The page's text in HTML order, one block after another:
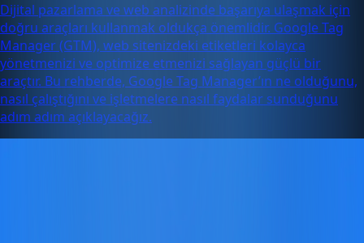
Dijital pazarlama ve web analizinde başarıya ulaşmak için
doğru araçları kullanmak oldukça önemlidir. Google Tag
Manager (GTM), web sitenizdeki etiketleri kolayca
yönetmenizi ve optimize etmenizi sağlayan güçlü bir
araçtır. Bu rehberde, Google Tag Manager’ın ne olduğunu,
nasıl çalıştığını ve işletmelere nasıl faydalar sunduğunu
adım adım açıklayacağız.